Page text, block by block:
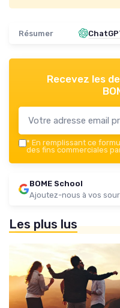
Résumer
Recevez les
* En remplissant ce
des fins commerciales
BOME School
Ajoutez-nous à vos
Les plus lus